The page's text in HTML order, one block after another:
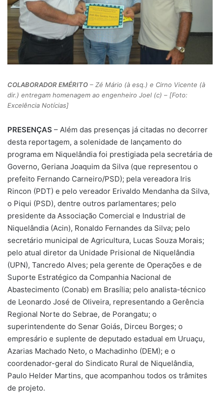
COLABORADOR EMÉRITO – Zé Mário (à esq.) e Cirno Vicente (à
dir.) entregam homenagem ao engenheiro Joel (c) – [Foto:
Excelência Notícias]
PRESENÇAS – Além das presenças já citadas no decorrer
desta reportagem, a solenidade de lançamento do
programa em Niquelândia foi prestigiada pela secretária de
Governo, Geriana Joaquim da Silva (que representou o
prefeito Fernando Carneiro/PSD); pela vereadora Iris
Rincon (PDT) e pelo vereador Erivaldo Mendanha da Silva,
o Piqui (PSD), dentre outros parlamentares; pelo
presidente da Associação Comercial e Industrial de
Niquelândia (Acin), Ronaldo Fernandes da Silva; pelo
secretário municipal de Agricultura, Lucas Souza Morais;
pelo atual diretor da Unidade Prisional de Niquelândia
(UPN), Tancredo Alves; pela gerente de Operações e de
Suporte Estratégico da Companhia Nacional de
Abastecimento (Conab) em Brasília; pelo analista-técnico
de Leonardo José de Oliveira, representando a Gerência
Regional Norte do Sebrae, de Porangatu; o
superintendente do Senar Goiás, Dirceu Borges; o
empresário e suplente de deputado estadual em Uruaçu,
Azarias Machado Neto, o Machadinho (DEM); e o
coordenador-geral do Sindicato Rural de Niquelândia,
Paulo Helder Martins, que acompanhou todos os trâmites
de projeto.